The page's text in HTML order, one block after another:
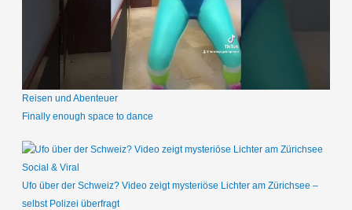
Reisen und Abenteuer
Finally enough space to dance
Social & Viral
Ufo über der Schweiz? Video zeigt mysteriöse Lichter am Zürichsee –
selbst Polizei überfragt